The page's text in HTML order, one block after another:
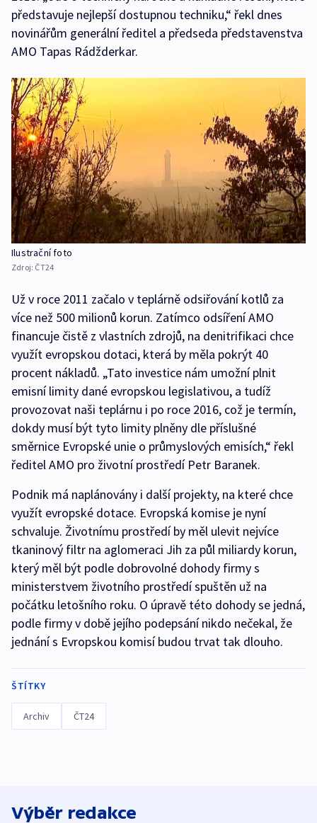
představuje nejlepší dostupnou techniku,“ řekl dnes
novinářům generální ředitel a předseda představenstva
AMO Tapas Rádžderkar.
Ilustrační foto
Zdroj: ČT24
Už v roce 2011 začalo v teplárně odsiřování kotlů za
více než 500 milionů korun. Zatímco odsíření AMO
financuje čistě z vlastních zdrojů, na denitrifikaci chce
využít evropskou dotaci, která by měla pokrýt 40
procent nákladů. „Tato investice nám umožní plnit
emisní limity dané evropskou legislativou, a tudíž
provozovat naši teplárnu i po roce 2016, což je termín,
dokdy musí být tyto limity plněny dle příslušné
směrnice Evropské unie o průmyslových emisích,“ řekl
ředitel AMO pro životní prostředí Petr Baranek.
Podnik má naplánovány i další projekty, na které chce
využít evropské dotace. Evropská komise je nyní
schvaluje. Životnímu prostředí by měl ulevit nejvíce
tkaninový filtr na aglomeraci Jih za půl miliardy korun,
který měl být podle dobrovolné dohody firmy s
ministerstvem životního prostředí spuštěn už na
počátku letošního roku. O úpravě této dohody se jedná,
podle firmy v době jejího podepsání nikdo nečekal, že
jednání s Evropskou komisí budou trvat tak dlouho.
ŠTÍTKY
Archiv ČT24
Výběr redakce